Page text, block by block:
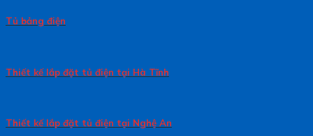
Tủ bảng điện
Thiết kế lắp đặt tủ điện tại Hà Tĩnh
Thiết kế lắp đặt tủ điện tại Nghệ An